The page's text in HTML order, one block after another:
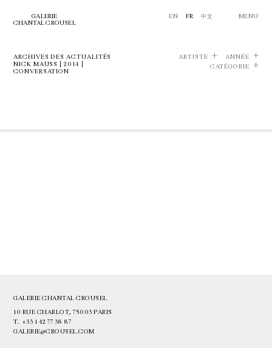
GALERIE
CHANTAL CROUSEL
EN FR 中文 MENU
ARCHIVES DES ACTUALITÉS
NICK MAUSS | 2014 |
CONVERSATION
ARTISTE
ANNÉE
CATÉGORIE
GALERIE CHANTAL CROUSEL
10 RUE CHARLOT, 75003 PARIS
T. +33 1 42 77 38 87
GALERIE@CROUSEL.COM